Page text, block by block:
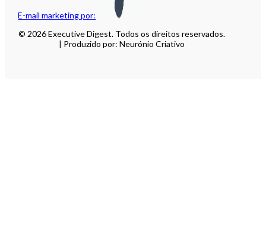
E-mail marketing por:
© 2026 Executive Digest. Todos os direitos reservados.
| Produzido por: Neurónio Criativo